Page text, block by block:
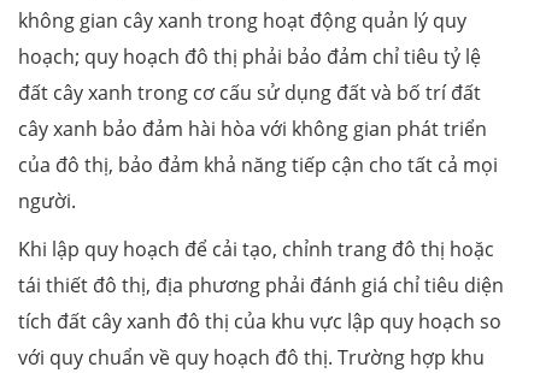
không gian cây xanh trong hoạt động quản lý quy
hoạch; quy hoạch đô thị phải bảo đảm chỉ tiêu tỷ lệ
đất cây xanh trong cơ cấu sử dụng đất và bố trí đất
cây xanh bảo đảm hài hòa với không gian phát triển
của đô thị, bảo đảm khả năng tiếp cận cho tất cả mọi
người.
Khi lập quy hoạch để cải tạo, chỉnh trang đô thị hoặc
tái thiết đô thị, địa phương phải đánh giá chỉ tiêu diện
tích đất cây xanh đô thị của khu vực lập quy hoạch so
với quy chuẩn về quy hoạch đô thị. Trường hợp khu